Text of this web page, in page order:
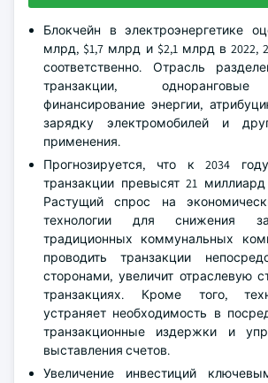
Блокчейн в электроэнергетике
млрд, $1,7 млрд и $2,1 млрд в 2022,
соответственно. Отрасль
транзакции, одноранговые
финансирование энергии,
зарядку электромобилей и
применения.
Прогнозируется, что к 2034
транзакции превысят 21
Растущий спрос на
технологии для снижения
традиционных коммунальных
проводить транзакции
сторонами, увеличит отраслевую
транзакциях. Кроме того,
устраняет необходимость в
транзакционные издержки и
выставления счетов.
Увеличение инвестиций